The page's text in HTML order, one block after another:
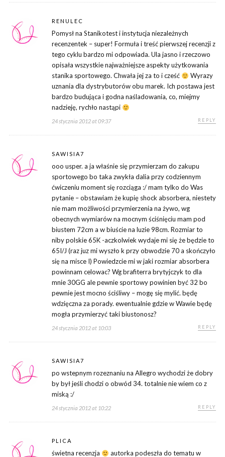
RENULEC
Pomysł na Stanikotest i instytucja niezależnych
recenzentek – super! Formuła i treść pierwszej recenzji z
tego cyklu bardzo mi odpowiada. Ula jasno i rzeczowo
opisała wszystkie najważniejsze aspekty użytkowania
stanika sportowego. Chwała jej za to i cześć
Wyrazy
uznania dla dystrybutorów obu marek. Ich postawa jest
bardzo budująca i godna naśladowania, co, miejmy
nadzieję, rychło nastąpi
24 stycznia 2012 at 09:37 REPLY
SAWISIA7
ooo usper. a ja właśnie się przymierzam do zakupu
sportowego bo taka zwykła dalia przy codziennym
ćwiczeniu moment się rozciąga :/ mam tylko do Was
pytanie – obstawiam że kupię shock absorbera, niestety
nie mam możliwości przymierzenia na żywo, wg
obecnych wymiarów na mocnym ściśnięciu mam pod
biustem 72cm a w biuście na luzie 98cm. Rozmiar to
niby polskie 65K -aczkolwiek wydaje mi się że będzie to
65I/J (raz juz mi wyszło k przy obwodzie 70 a skończyło
się na misce I) Powiedzcie mi w jaki rozmiar absorbera
powinnam celowac? Wg brafiterra brytyjczyk to dla
mnie 30GG ale pewnie sportowy powinien być 32 bo
pewnie jest mocno ściśliwy – mogę się mylić. będę
wdzięczna za porady. ewentualnie gdzie w Wawie będę
mogła przymierzyć taki biustonosz?
24 stycznia 2012 at 10:03 REPLY
SAWISIA7
po wstepnym rozeznaniu na Allegro wychodzi że dobry
by był jeśli chodzi o obwód 34. totalnie nie wiem co z
miską :/
24 stycznia 2012 at 10:22 REPLY
PLICA
świetna recenzja autorka podeszła do tematu w